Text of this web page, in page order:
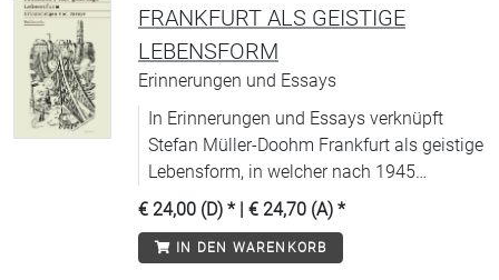
FRANKFURT ALS GEISTIGE
LEBENSFORM
Erinnerungen und Essays
In Erinnerungen und Essays verknüpft
Stefan Müller-Doohm Frankfurt als geistige
Lebensform, in welcher nach 1945
deutsche Geschichte, Philosophie und
Literatur ihre eigene Modernität entfalten.
€ 24,00 (D) * | € 24,70 (A) *
IN DEN WARENKORB